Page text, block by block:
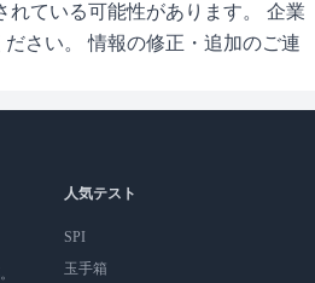
れている可能性があります。 企業
さい。 情報の修正・追加のご連
人気テスト
SPI
玉手箱